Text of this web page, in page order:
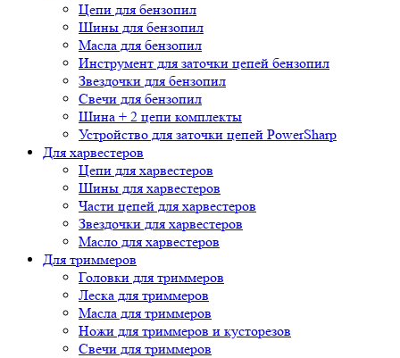
Цепи для бензопил
Шины для бензопил
Масла для бензопил
Инструмент для заточки цепей бензопил
Звездочки для бензопил
Свечи для бензопил
Шина + 2 цепи комплекты
Устройство для заточки цепей PowerSharp
Для харвестеров
Цепи для харвестеров
Шины для харвестеров
Части цепей для харвестеров
Звездочки для харвестеров
Масло для харвестеров
Для триммеров
Головки для триммеров
Леска для триммеров
Масла для триммеров
Ножи для триммеров и кусторезов
Свечи для триммеров